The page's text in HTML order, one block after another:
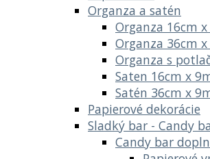
Organza a satén
Organza 16cm
Organza 36cm
Organza s
Saten 16cm x
Satén 36cm x
Papierové dekorácie
Sladký bar - Candy
Candy bar